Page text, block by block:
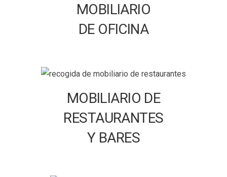
MOBILIARIO
DE OFICINA
MOBILIARIO DE
RESTAURANTES
Y BARES